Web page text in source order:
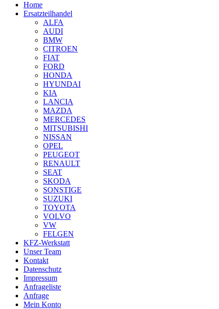
Home
Ersatzteilhandel
ALFA
AUDI
BMW
CITROEN
FIAT
FORD
HONDA
HYUNDAI
KIA
LANCIA
MAZDA
MERCEDES
MITSUBISHI
NISSAN
OPEL
PEUGEOT
RENAULT
SEAT
SKODA
SONSTIGE
SUZUKI
TOYOTA
VOLVO
VW
FELGEN
KFZ-Werkstatt
Unser Team
Kontakt
Datenschutz
Impressum
Anfrageliste
Anfrage
Mein Konto